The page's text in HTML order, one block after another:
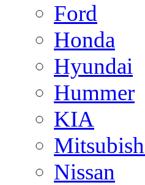
Ford
Honda
Hyundai
Hummer
KIA
Nissan